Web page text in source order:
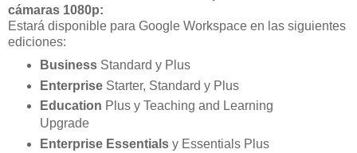
cámaras 1080p:
Estará disponible para Google Workspace en las siguientes
ediciones:
BusinessStandard y Plus
EnterpriseStarter, Standard y Plus
Education Plus y Teaching and Learning
Upgrade
Enterprise Essentials y Essentials Plus